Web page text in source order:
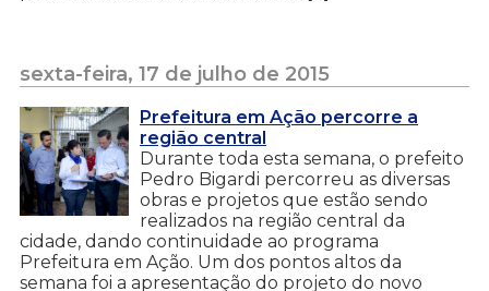
sexta-feira, 17 de julho de 2015
Prefeitura em Ação percorre a
região central
Durante toda esta semana, o prefeito
Pedro Bigardi percorreu as diversas
obras e projetos que estão sendo
realizados na região central da
cidade, dando continuidade ao programa
Prefeitura em Ação. Um dos pontos altos da
semana foi a apresentação do projeto do novo